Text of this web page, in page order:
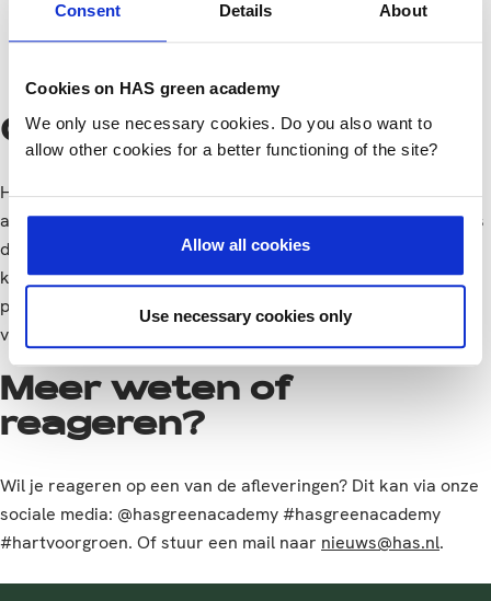
Consent Details About
Cookies on HAS green academy
We only use necessary cookies. Do you also want to
allow other cookies for a better functioning of the site?
Allow all cookies
Use necessary cookies only
Over Hart voor Groen
Hart voor Groen is de onderzoekspodcast van HAS green
academy. In deze podcast verkennen we onderzoeksthema’s
die op het snijvlak van agro, food en leefomgeving liggen. Er
komt van alles langs: kennis en expertise met betrekking tot
praktijkonderzoek, boeiende projecten en persoonlijke
verhalen.
Meer weten of
reageren?
Wil je reageren op een van de afleveringen? Dit kan via onze
sociale media: @hasgreenacademy #hasgreenacademy
#hartvoorgroen. Of stuur een mail naar nieuws@has.nl.